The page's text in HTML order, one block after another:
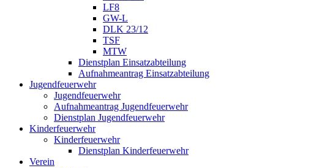
LF8
GW-L
DLK 23/12
TSF
MTW
Dienstplan Einsatzabteilung
Aufnahmeantrag Einsatzabteilung
Jugendfeuerwehr
Jugendfeuerwehr
Aufnahmeantrag Jugendfeuerwehr
Dienstplan Jugendfeuerwehr
Kinderfeuerwehr
Kinderfeuerwehr
Dienstplan Kinderfeuerwehr
Verein